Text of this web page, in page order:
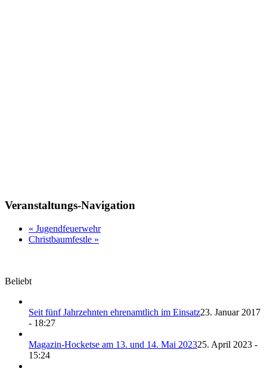
Veranstaltungs-Navigation
« Jugendfeuerwehr
Christbaumfestle »
Beliebt
Seit fünf Jahrzehnten ehrenamtlich im Einsatz23. Januar 2017
- 18:27
Magazin-Hocketse am 13. und 14. Mai 202325. April 2023 -
15:24